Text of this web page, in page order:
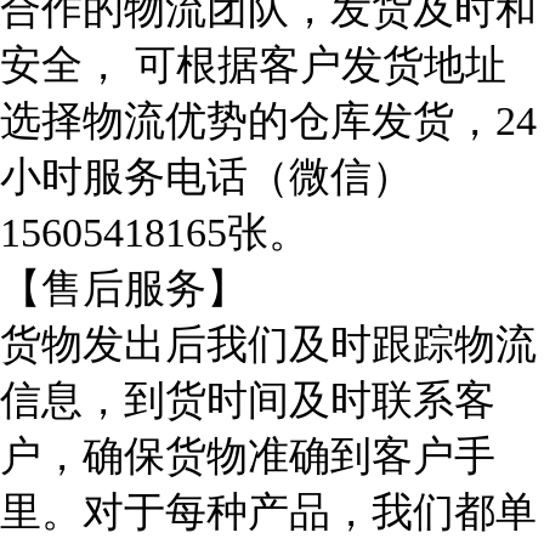
合作的物流团队，发货及时和
安全， 可根据客户发货地址
选择物流优势的仓库发货，24
小时服务电话（微信）
15605418165张。
【售后服务】
货物发出后我们及时跟踪物流
信息，到货时间及时联系客
户，确保货物准确到客户手
里。对于每种产品，我们都单